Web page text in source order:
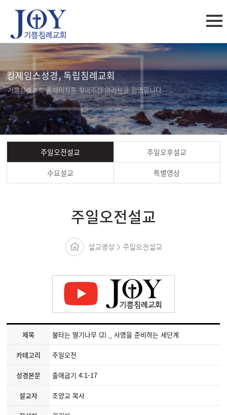
킹제임스성경, 독립침례교회
기쁨침례교회 홈페이지를 찾아주신 여러분을 환영합니다.
주일오전설교 주일오후설교
수요설교 특별영상
주일오전설교
설교영상 > 주일오전설교
제목 불타는 떨기나무 (2) _ 사명을 준비하는 세단계
카테고리 주일오전
성경본문 출애굽기 4:1-17
설교자 조양교 목사